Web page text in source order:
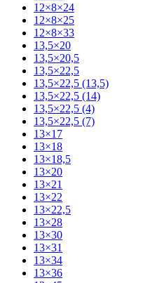
12×8×24
12×8×25
12×8×33
13,5×20
13,5×20,5
13,5×22,5
13,5×22,5 (13,5)
13,5×22,5 (14)
13,5×22,5 (4)
13,5×22,5 (7)
13×17
13×18
13×18,5
13×20
13×21
13×22
13×22,5
13×28
13×30
13×31
13×34
13×36